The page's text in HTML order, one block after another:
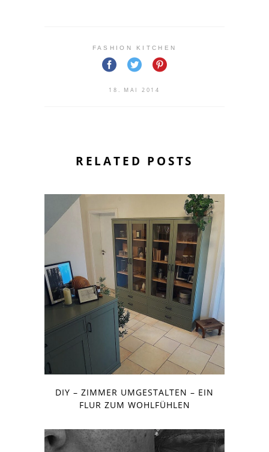
FASHION KITCHEN
18. MAI 2014
RELATED POSTS
DIY – ZIMMER UMGESTALTEN – EIN
FLUR ZUM WOHLFÜHLEN